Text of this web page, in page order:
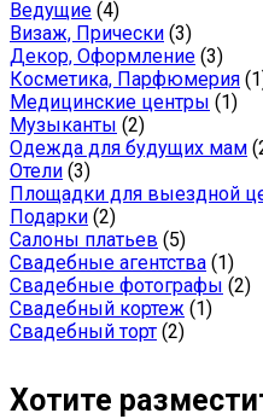
Ведущие (4)
Визаж, Прически (3)
Декор, Оформление (3)
Косметика, Парфюмерия
Медицинские центры (1)
Музыканты (2)
Одежда для будущих мам
Отели (3)
Площадки для выездной
Подарки (2)
Салоны платьев (5)
Свадебные агентства (1)
Свадебные фотографы (2)
Свадебный кортеж (1)
Свадебный торт (2)
Хотите